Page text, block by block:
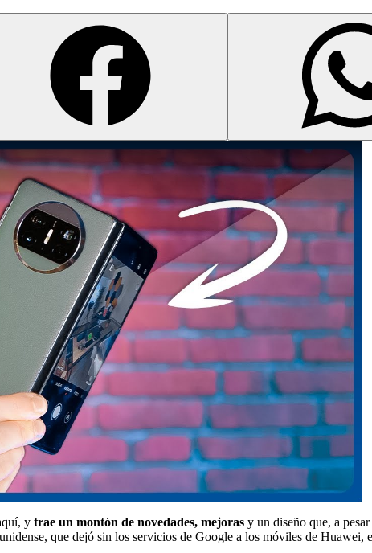
y trae un montón de novedades, mejoras y un diseño que, a
que dejó sin los servicios de Google a los móviles de Huawei,